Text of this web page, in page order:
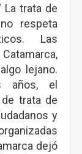
La trata de
respeta
Las
lejano.
años, el
trata de
y
dejó